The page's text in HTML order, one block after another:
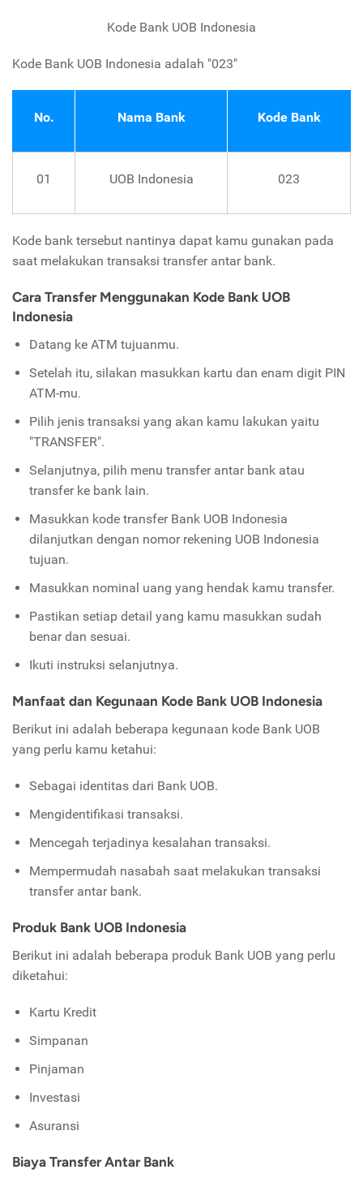
Kode Bank UOB Indonesia
Kode Bank UOB Indonesia adalah "023"
No. Nama Bank Kode Bank
01 UOB Indonesia 023
Kode bank tersebut nantinya dapat kamu gunakan pada
saat melakukan transaksi transfer antar bank.
Cara Transfer Menggunakan Kode Bank UOB
Indonesia
Datang ke ATM tujuanmu.
Setelah itu, silakan masukkan kartu dan enam digit PIN
ATM-mu.
Pilih jenis transaksi yang akan kamu lakukan yaitu
"TRANSFER".
Selanjutnya, pilih menu transfer antar bank atau
transfer ke bank lain.
Masukkan kode transfer Bank UOB Indonesia
dilanjutkan dengan nomor rekening UOB Indonesia
tujuan.
Masukkan nominal uang yang hendak kamu transfer.
Pastikan setiap detail yang kamu masukkan sudah
benar dan sesuai.
Ikuti instruksi selanjutnya.
Manfaat dan Kegunaan Kode Bank UOB Indonesia
Berikut ini adalah beberapa kegunaan kode Bank UOB
yang perlu kamu ketahui:
Sebagai identitas dari Bank UOB.
Mengidentifikasi transaksi.
Mencegah terjadinya kesalahan transaksi.
Mempermudah nasabah saat melakukan transaksi
transfer antar bank.
Produk Bank UOB Indonesia
Berikut ini adalah beberapa produk Bank UOB yang perlu
diketahui:
Kartu Kredit
Simpanan
Pinjaman
Investasi
Asuransi
Biaya Transfer Antar Bank